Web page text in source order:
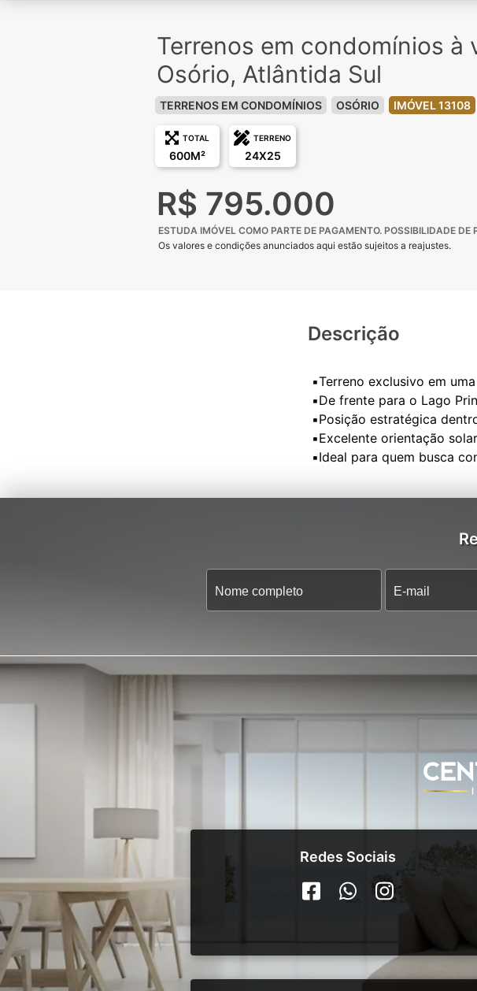
Terrenos em condomínios à
Osório, Atlântida Sul
TERRENOS EM CONDOMÍNIOS OSÓRIO IMÓVEL 13108
TOTAL
600M²
TERRENO
24X25
R$ 795.000
ESTUDA IMÓVEL COMO PARTE DE PAGAMENTO. POSSIBILIDADE DE
Os valores e condições anunciados aqui estão sujeitos a reajustes.
Descrição
▪️Terreno exclusivo em
▪️De frente para o Lago
▪️Posição estratégica
▪️Excelente orientação solar
Redes Sociais